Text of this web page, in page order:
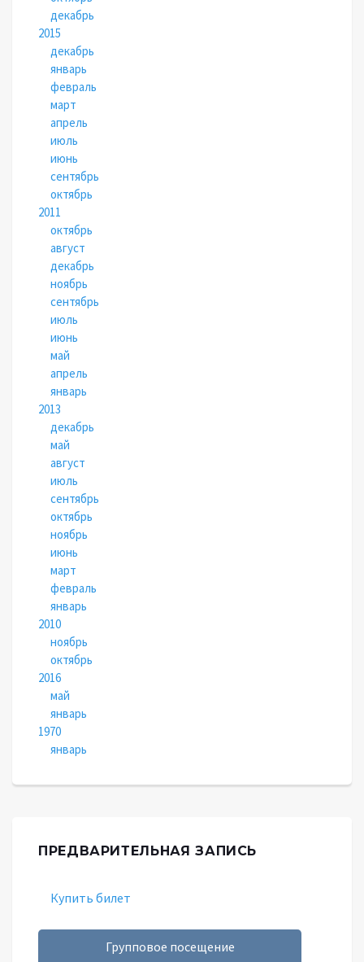
декабрь
2015
декабрь
январь
февраль
март
апрель
июль
июнь
сентябрь
октябрь
2011
октябрь
август
декабрь
ноябрь
сентябрь
июль
июнь
май
апрель
январь
2013
декабрь
май
август
июль
сентябрь
октябрь
ноябрь
июнь
март
февраль
январь
2010
ноябрь
октябрь
2016
май
январь
1970
январь
ПРЕДВАРИТЕЛЬНАЯ ЗАПИСЬ
Купить билет
Групповое посещение